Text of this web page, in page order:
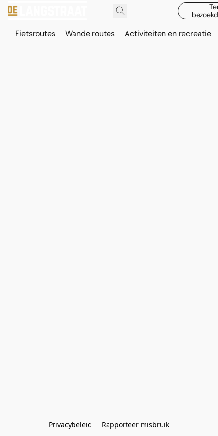
Fietsroutes Wandelroutes Activiteiten en recreatie
Privacybeleid Rapporteer misbruik